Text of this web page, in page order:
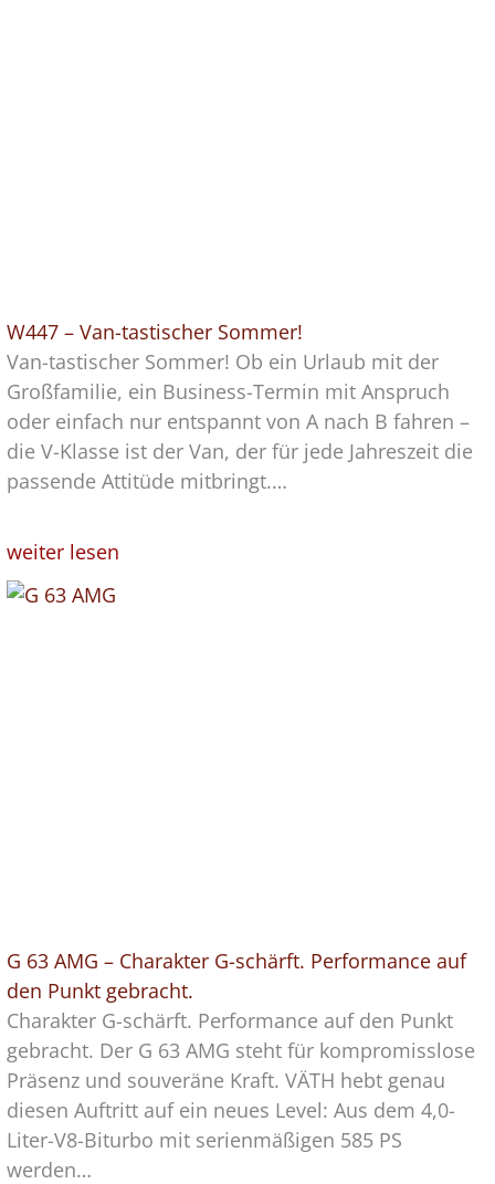
W447 – Van-tastischer Sommer!
Van-tastischer Sommer! Ob ein Urlaub mit der
Großfamilie, ein Business-Termin mit Anspruch
oder einfach nur entspannt von A nach B fahren –
die V-Klasse ist der Van, der für jede Jahreszeit die
passende Attitüde mitbringt.…
weiter lesen
G 63 AMG – Charakter G-schärft. Performance auf
den Punkt gebracht.
Charakter G-schärft. Performance auf den Punkt
gebracht. Der G 63 AMG steht für kompromisslose
Präsenz und souveräne Kraft. VÄTH hebt genau
diesen Auftritt auf ein neues Level: Aus dem 4,0-
Liter-V8-Biturbo mit serienmäßigen 585 PS
werden…